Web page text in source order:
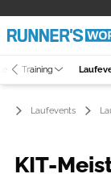
Training
Laufevents
KIT-